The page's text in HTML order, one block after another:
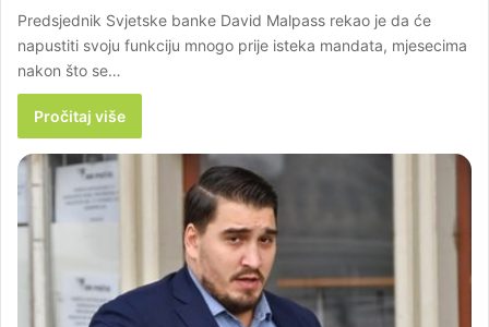
Predsjednik Svjetske banke David Malpass rekao je da će
napustiti svoju funkciju mnogo prije isteka mandata, mjesecima
nakon što se…
Pročitaj više